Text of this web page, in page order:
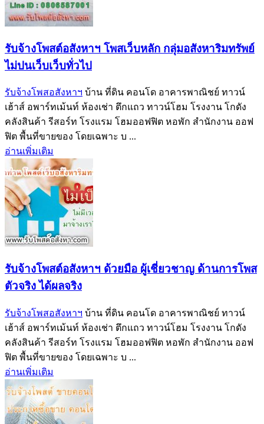
รับจ้างโพสต์อสังหาฯ โพสเว็บหลัก กลุ่มอสังหาริมทรัพย์
ไม่ปนเว็บเว็บทั่วไป
รับจ้างโพสอสังหาฯ บ้าน ที่ดิน คอนโด อาคารพาณิชย์ ทาวน์
เฮ้าส์ อพาร์ทเม้นท์ ห้องเช่า ตึกแถว ทาวน์โฮม โรงงาน โกดัง
คลังสินค้า รีสอร์ท โรงแรม โฮมออฟฟิต หอพัก สำนักงาน ออฟ
ฟิต พื้นที่ขายของ โดยเฉพาะ บ ...
อ่านเพิ่มเติม
รับจ้างโพสต์อสังหาฯ ด้วยมือ ผู้เชี่ยวชาญ ด้านการโพส
ตัวจริง ได้ผลจริง‎
รับจ้างโพสอสังหาฯ บ้าน ที่ดิน คอนโด อาคารพาณิชย์ ทาวน์
เฮ้าส์ อพาร์ทเม้นท์ ห้องเช่า ตึกแถว ทาวน์โฮม โรงงาน โกดัง
คลังสินค้า รีสอร์ท โรงแรม โฮมออฟฟิต หอพัก สำนักงาน ออฟ
ฟิต พื้นที่ขายของ โดยเฉพาะ บ ...
อ่านเพิ่มเติม